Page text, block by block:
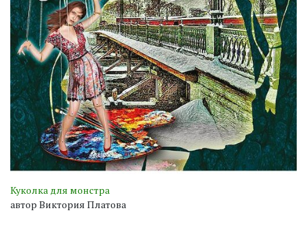
Куколка для монстра
автор Виктория Платова